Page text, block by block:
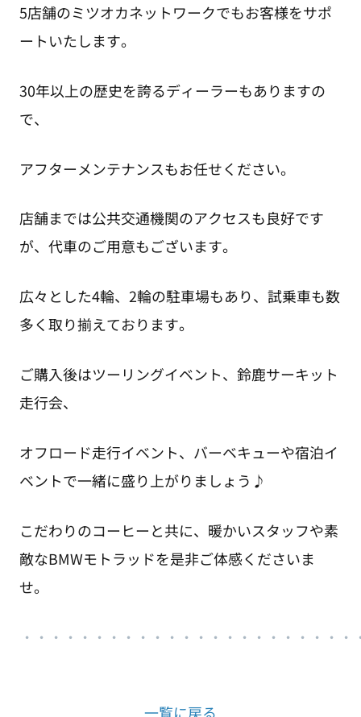
5店舗のミツオカネットワークでもお客様をサポ
ートいたします。
30年以上の歴史を誇るディーラーもありますの
で、
アフターメンテナンスもお任せください。
店舗までは公共交通機関のアクセスも良好です
が、代車のご用意もございます。
広々とした4輪、2輪の駐車場もあり、試乗車も数
多く取り揃えております。
ご購入後はツーリングイベント、鈴鹿サーキット
走行会、
オフロード走行イベント、バーベキューや宿泊イ
ベントで一緒に盛り上がりましょう♪
こだわりのコーヒーと共に、暖かいスタッフや素
敵なBMWモトラッドを是非ご体感くださいま
せ。
・ ・・・・・・・・・・・・・・・・・・・・・
一覧に戻る